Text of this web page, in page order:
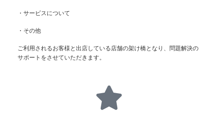
・サービスについて
・その他
ご利用されるお客様と出店している店舗の架け橋となり、問題解決の
サポートをさせていただきます。